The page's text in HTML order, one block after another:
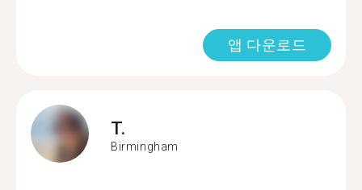
앱 다운로드
T.
Birmingham